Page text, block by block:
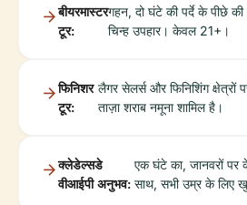
बीयरमास्टर
टूर:
गहन, दो घंटे की पर्दे के पीछे
चिन्ह उपहार। केवल 21+।
फिनिशर
टूर:
लैगर सेलर्स और फिनिशिंग क्षेत्रों
ताज़ा शराब नमूना शामिल है।
क्लेडेल्सडे
वीआईपी अनुभव:
एक घंटे का, जानवरों पर
साथ, सभी उम्र के लिए